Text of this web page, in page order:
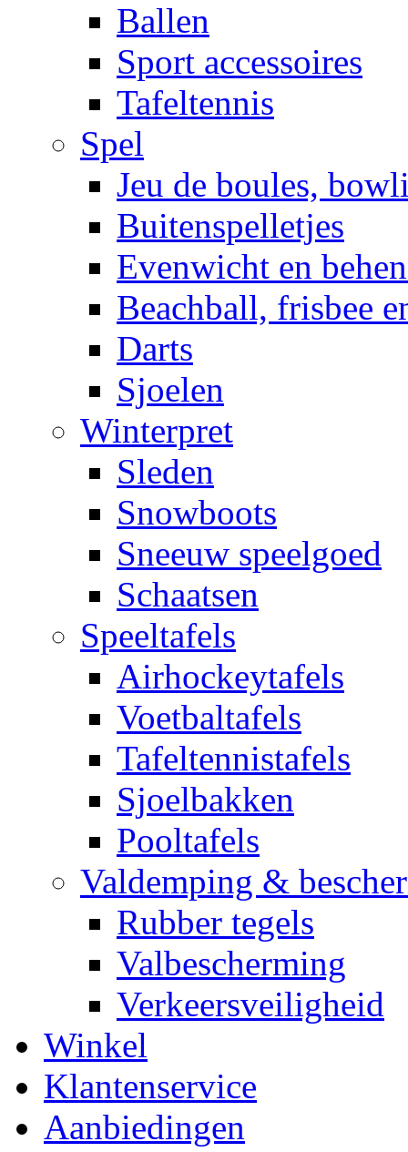
Ballen
Sport accessoires
Tafeltennis
Spel
Jeu de boules,
Buitenspelletjes
Evenwicht en
Beachball, frisbee
Darts
Sjoelen
Winterpret
Sleden
Snowboots
Sneeuw speelgoed
Schaatsen
Speeltafels
Airhockeytafels
Voetbaltafels
Tafeltennistafels
Sjoelbakken
Pooltafels
Valdemping &
Rubber tegels
Valbescherming
Verkeersveiligheid
Winkel
Klantenservice
Aanbiedingen